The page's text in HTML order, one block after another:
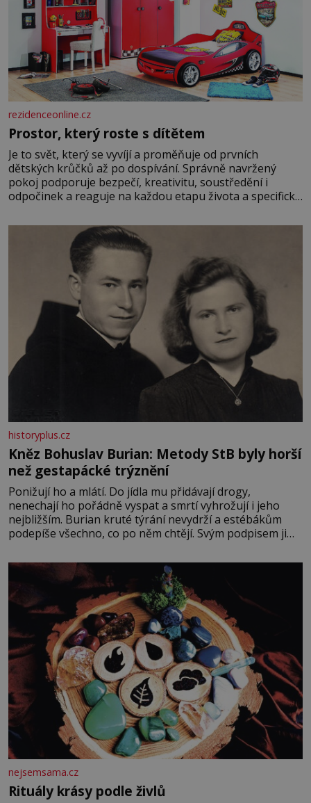
rezidenceonline.cz
Prostor, který roste s dítětem
Je to svět, který se vyvíjí a proměňuje od prvních
dětských krůčků až po dospívání. Správně navržený
pokoj podporuje bezpečí, kreativitu, soustředění i
odpočinek a reaguje na každou etapu života a specifické
měkkost a bezpečí, proto by pokoj miminka měl působit
především klidně a útulně. Předškolní věk je
historyplus.cz
Kněz Bohuslav Burian: Metody StB byly horší
než gestapácké trýznění
Ponižují ho a mlátí. Do jídla mu přidávají drogy,
nenechají ho pořádně vyspat a smrtí vyhrožují i jeho
nejbližším. Burian kruté týrání nevydrží a estébákům
podepíše všechno, co po něm chtějí. Svým podpisem jim
fyzický ani psychický nátlak. Syn brněnského řezníka
chce být knězem a
nejsemsama.cz
Rituály krásy podle živlů